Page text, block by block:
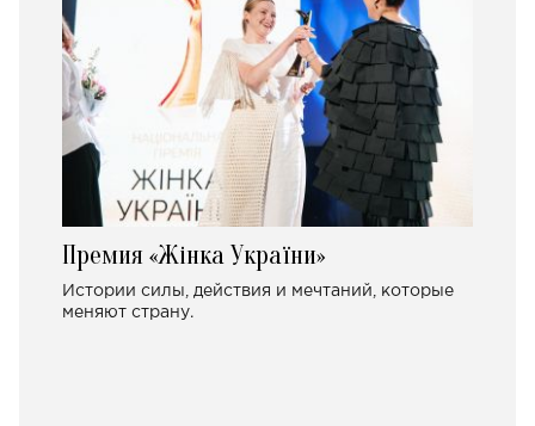
Премия «Жінка України»
Истории силы, действия и мечтаний, которые
меняют страну.